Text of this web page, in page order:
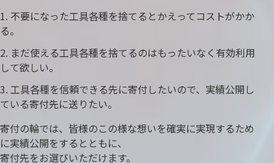
不要になった工具各種を捨てるとかえってコストがかか
る。
まだ使える工具各種を捨てるのはもったいなく有効利用
して欲しい。
工具各種を信頼できる先に寄付したいので、実績公開し
ている寄付先に送りたい。
寄付の輪では、皆様のこの様な想いを確実に実現するため
に実績公開をするとともに、
寄付先をお選びいただけます。